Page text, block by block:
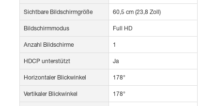
Sichtbare Bildschirmgröße 60,5 cm (23,8 Zoll)
Bildschirmmodus Full HD
Anzahl Bildschirme 1
HDCP unterstützt Ja
Horizontaler Blickwinkel 178°
Vertikaler Blickwinkel 178°